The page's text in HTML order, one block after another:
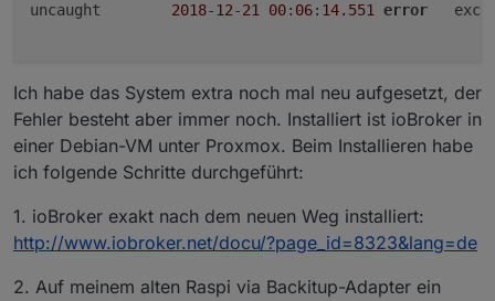
2018-12-21 00: 06: 14.551 error
Ich habe das System extra noch mal neu aufgesetzt, der
Fehler besteht aber immer noch. Installiert ist ioBroker in
einer Debian-VM unter Proxmox. Beim Installieren habe
ich folgende Schritte durchgeführt:
1. ioBroker exakt nach dem neuen Weg installiert:
http://www.iobroker.net/docu/?page_id=8323&lang=de
2. Auf meinem alten Raspi via Backitup-Adapter ein